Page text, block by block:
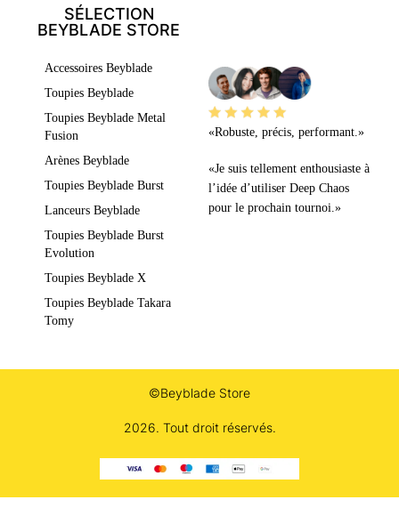
SÉLECTION
BEYBLADE STORE
Accessoires Beyblade
Toupies Beyblade
Toupies Beyblade Metal
Fusion
Arènes Beyblade
Toupies Beyblade Burst
Lanceurs Beyblade
Toupies Beyblade Burst
Evolution
Toupies Beyblade X
Toupies Beyblade Takara
Tomy
«Robuste, précis, performant.»
«Je suis tellement enthousiaste à
l’idée d’utiliser Deep Chaos
pour le prochain tournoi.»
©Beyblade Store
2026. Tout droit réservés.